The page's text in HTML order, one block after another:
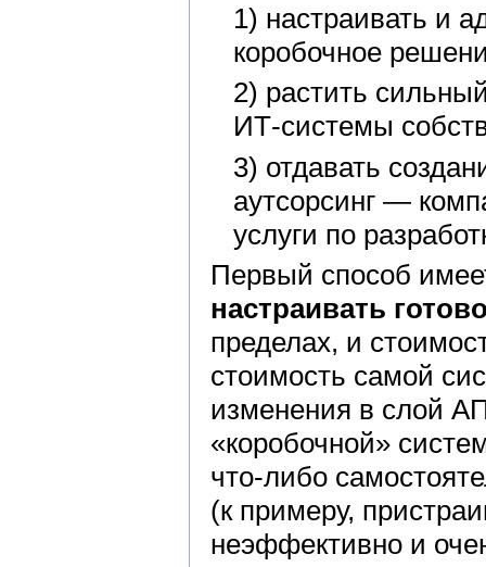
1) настраивать и
коробочное
2) растить
ИТ-системы
3) отдавать
аутсорсинг —
услуги по
Первый способ
настраивать
пределах, и
стоимость самой
изменения в слой
«коробочной»
что-либо
(к примеру,
неэффективно и